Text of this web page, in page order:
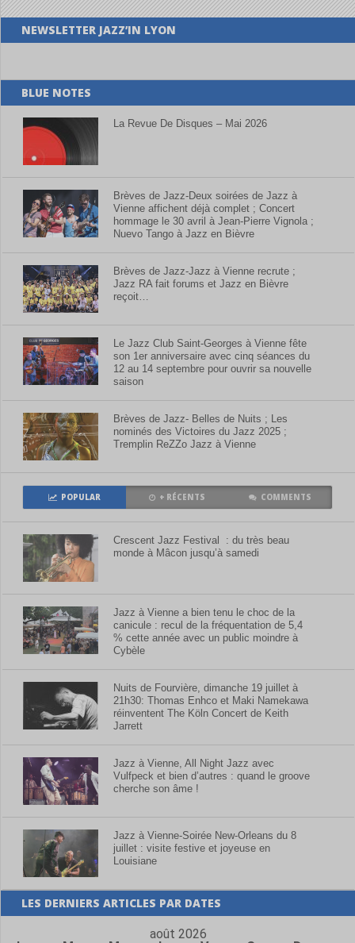
NEWSLETTER JAZZ’IN LYON
BLUE NOTES
La Revue De Disques – Mai 2026
Brèves de Jazz-Deux soirées de Jazz à
Vienne affichent déjà complet ; Concert
hommage le 30 avril à Jean-Pierre Vignola ;
Nuevo Tango à Jazz en Bièvre
Brèves de Jazz-Jazz à Vienne recrute ;
Jazz RA fait forums et Jazz en Bièvre
reçoit…
Le Jazz Club Saint-Georges à Vienne fête
son 1er anniversaire avec cinq séances du
12 au 14 septembre pour ouvrir sa nouvelle
saison
Brèves de Jazz- Belles de Nuits ; Les
nominés des Victoires du Jazz 2025 ;
Tremplin ReZZo Jazz à Vienne
POPULAR + RÉCENTS COMMENTS
Crescent Jazz Festival : du très beau
monde à Mâcon jusqu’à samedi
Jazz à Vienne a bien tenu le choc de la
canicule : recul de la fréquentation de 5,4
% cette année avec un public moindre à
Cybèle
Nuits de Fourvière, dimanche 19 juillet à
21h30: Thomas Enhco et Maki Namekawa
réinventent The Köln Concert de Keith
Jarrett
Jazz à Vienne, All Night Jazz avec
Vulfpeck et bien d’autres : quand le groove
cherche son âme !
Jazz à Vienne-Soirée New-Orleans du 8
juillet : visite festive et joyeuse en
Louisiane
LES DERNIERS ARTICLES PAR DATES
août 2026